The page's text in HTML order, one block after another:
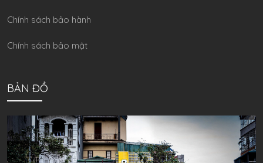
Chính sách bảo hành
Chính sách bảo mật
BẢN ĐỒ